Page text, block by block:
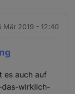
Mär 2019 - 12:40
es auch auf
das-wirklich-